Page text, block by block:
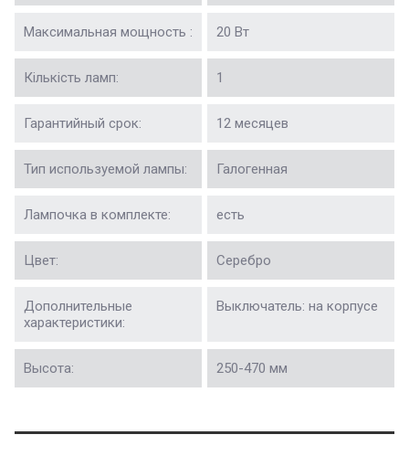
Максимальная мощность : 20 Вт
Кількість ламп: 1
Гарантийный срок: 12 месяцев
Тип используемой лампы: Галогенная
Лампочка в комплекте: есть
Цвет: Серебро
Дополнительные
характеристики:
Выключатель: на корпусе
Высота: 250-470 мм